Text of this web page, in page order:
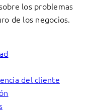
los problemas
de los negocios.
del cliente